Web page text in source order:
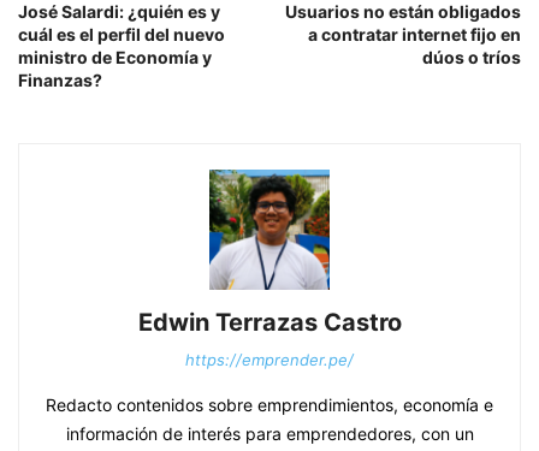
José Salardi: ¿quién es y
cuál es el perfil del nuevo
ministro de Economía y
Finanzas?
Usuarios no están obligados
a contratar internet fijo en
dúos o tríos
Edwin Terrazas Castro
https://emprender.pe/
Redacto contenidos sobre emprendimientos, economía e
información de interés para emprendedores, con un